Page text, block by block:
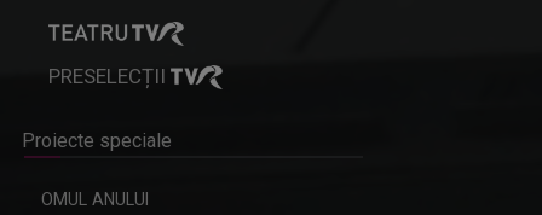
PRESELECȚII
Proiecte speciale
OMUL ANULUI